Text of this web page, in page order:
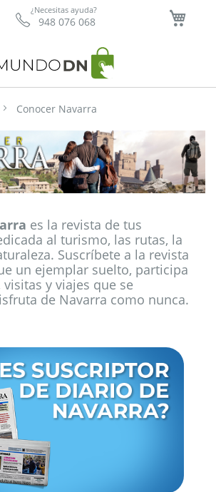
¿Necesitas ayuda?
948 076 068
Conocer Navarra
es la revista de tus
al turismo, las rutas, la
Suscríbete a la revista
un ejemplar suelto, participa
y viajes que se
de Navarra como nunca.